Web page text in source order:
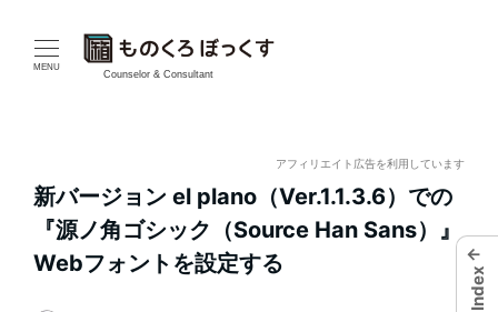
MENU
Counselor & Consultant
アフィリエイト広告を利用しています
新バージョン el plano（Ver.1.1.3.6）での
『源ノ角ゴシック（Source Han Sans）』
Webフォントを設定する
←
Index